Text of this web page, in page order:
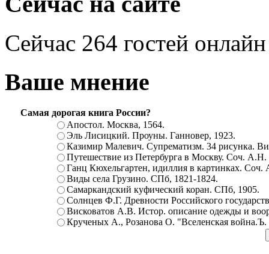
Сейчас 264 гостей онлайн
Ваше мнение
Самая дорогая книга России?
Апостол. Москва, 1564.
Эль Лисицкий. Проуны. Ганновер, 1923.
Казимир Малевич. Супрематизм. 34 рисунка.
Путешествие из Петербурга в Москву. Соч.
Ганц Кюхельгартен, идиллия в картинках.
Виды села Грузино. СПб, 1821-1824.
Самаркандский куфический коран. СПб, 1905.
Солнцев Ф.Г. Древности Российского
Висковатов А.В. Истор. описание одежды и
Крученых А., Розанова О. "Вселенская